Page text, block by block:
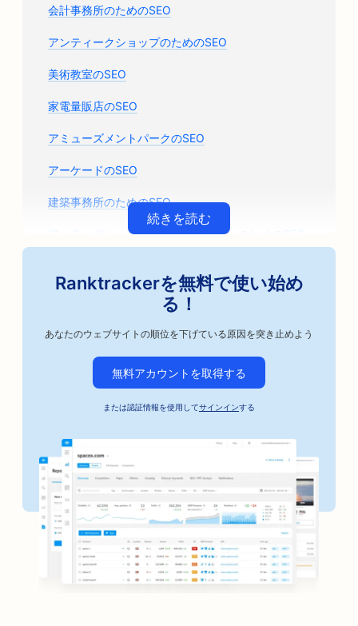
会計事務所のためのSEO
アンティークショップのためのSEO
美術教室のSEO
家電量販店のSEO
アミューズメントパークのSEO
アーケードのSEO
建築事務所のためのSEO
アーティザン・コーヒー・ロースターのためのSEO
自動車修理工場のためのSEO
自動車整備工場のためのSEO
自動車ビジネスのためのSEO
ベーカリーのためのSEO
理髪店のためのSEO
焼肉店のSEO
ブティックのためのSEO
ボトックスとフィラーのSEO対策
続きを読む
Ranktrackerを無料で使い始め
る！
あなたのウェブサイトの順位を下げている原因を突き止めよう
無料アカウントを取得する
または認証情報を使用してサインインする